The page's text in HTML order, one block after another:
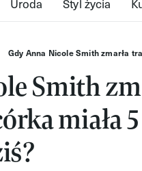
Gdy Anna Nicole Smith zmarła
Smith
miała